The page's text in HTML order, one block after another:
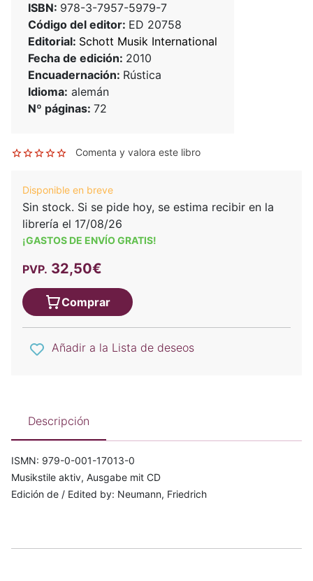
ISBN: 978-3-7957-5979-7
Código del editor: ED 20758
Editorial: Schott Musik International
Fecha de edición: 2010
Encuadernación: Rústica
Idioma: alemán
Nº páginas: 72
Comenta y valora este libro
Disponible en breve
Sin stock. Si se pide hoy, se estima recibir en la
librería el 17/08/26
¡GASTOS DE ENVÍO GRATIS!
PVP. 32,50€
Comprar
Añadir a la Lista de deseos
Descripción
ISMN: 979-0-001-17013-0
Musikstile aktiv, Ausgabe mit CD
Edición de / Edited by: Neumann, Friedrich